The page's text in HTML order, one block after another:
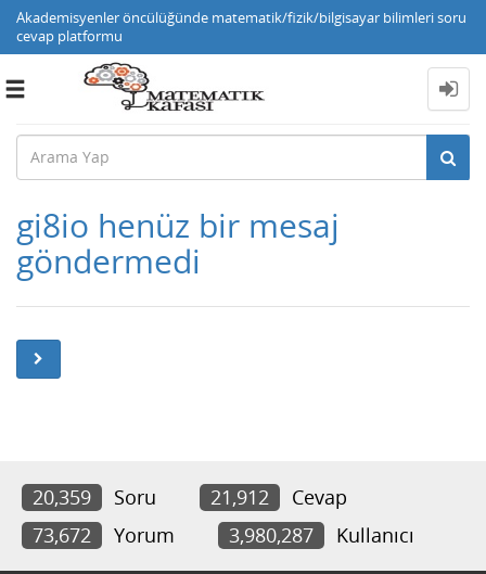
Akademisyenler öncülüğünde matematik/fizik/bilgisayar bilimleri soru
cevap platformu
Toggle
gi8io henüz bir mesaj
göndermedi
20,359 Soru 21,912
Cevap
73,672
Yorum 3,980,287 Kullanıcı